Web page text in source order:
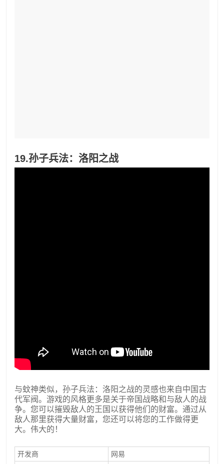
19.孙子兵法：洛阳之战
与蚊神类似，孙子兵法：洛阳之战的灵感也来自中国古
代军阀。游戏的风格更多是关于帝国战略和与敌人的战
争。您可以摧毁敌人的王国以获得他们的财富。通过从
敌人那里获得大量财富，您还可以将您的工作做得更
大。伟大的！
开发商
网易